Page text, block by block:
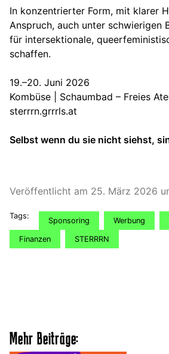
In konzentrierter Form, mit klarer
Anspruch, auch unter schwierigen
für intersektionale,
schaffen.
19.–20. Juni 2026
Kombüse | Schaumbad – Freies
sterrrn.grrrls.at
Selbst wenn du sie nicht siehst,
Veröffentlicht am 25. März 2026
Tags:
Sponsoring Werbung
Finanzen STERRRN
Mehr Beiträge: